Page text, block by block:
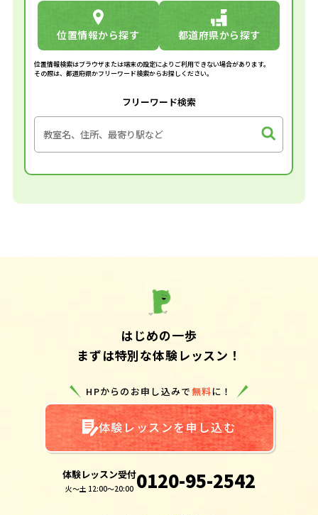
位置情報から探す 都道府県から探す
位置情報検索はブラウザまたは端末の設定によりご利用できない場合があります。
その際は、都道府県かフリーワード検索からお探しください。
フリーワード検索
はじめの一歩
まずは特別な体験レッスン！
HPからのお申し込みで無料に！
体験レッスンを申し込む
体験レッスン受付
火～土 12:00～20:00 0120-95-2542